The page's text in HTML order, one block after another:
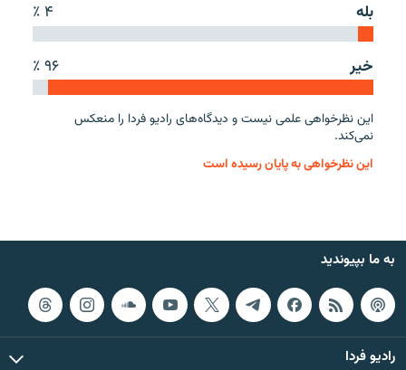
زبان‌های دیگر
بله ۴ ٪
خیر ۹۶ ٪
این نظرخواهی علمی نیست و دیدگاه‌های رادیو فردا را منعکس
نمی‌کند.
این نظرخواهی به پایان رسیده است
به ما بپیوندید
رادیو فردا